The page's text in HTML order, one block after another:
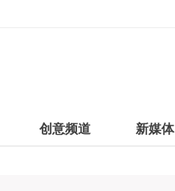
创意频道 新媒体